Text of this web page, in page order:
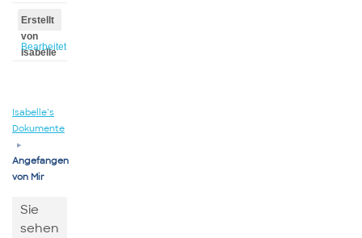
Erstellt
von
Isabelle
Bearbeitet
Isabelle’s
Dokumente
▸
Angefangen
von Mir
Sie
sehen